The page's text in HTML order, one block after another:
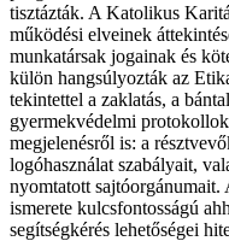
tisztázták. A Katolikus
működési elveinek
munkatársak jogainak és
külön hangsúlyozták az
tekintettel a zaklatás, a
gyermekvédelmi
megjelenésről is: a
logóhasználat szabályait,
nyomtatott
ismerete kulcsfontosságú
segítségkérés lehetőségei